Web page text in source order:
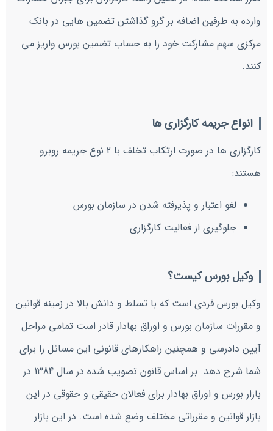
وارده به طرفین اضافه بر گرو گذاشتن تضمین هایی در بانک
مرکزی سهم مشارکت خود را به حساب تضمین بورس واریز می
کنند.
انواع جریمه کارگزاری ها
کارگزاری ها در صورت ارتکاب تخلف با 2 نوع جریمه روبرو
هستند:
لغو اعتبار و پذیرفته شدن در سازمان بورس
جلوگیری از فعالیت کارگزاری
وکیل بورس کیست؟
وکیل بورس فردی است که با تسلط و دانش بالا در زمینه قوانین
و مقررات سازمان بورس و اوراق بهادار قادر است تمامی مراحل
آیین دادرسی و همچنین راهکارهای قانونی این مسائل را برای
شما شرح دهد. بر اساس قانون تصویب شده در سال 1384 در
بازار بورس و اوراق بهادار برای فعالان حقیقی و حقوقی در این
بازار قوانین و مقرراتی مختلف وضع شده است. در این بازار